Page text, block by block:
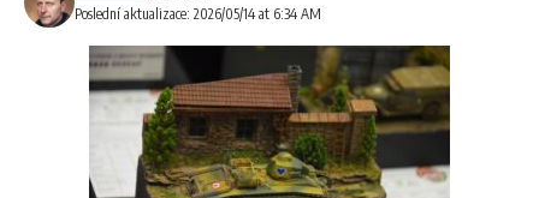
Poslední aktualizace: 2026/05/14 at 6:34 AM